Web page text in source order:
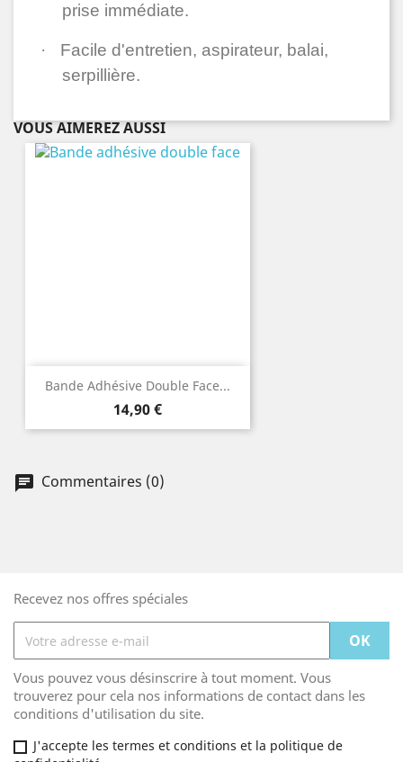
prise immédiate.
·
Facile d'entretien, aspirateur, balai,
serpillière.
VOUS AIMEREZ AUSSI
Bande Adhésive Double Face...
Prix
14,90 €
Commentaires (0)
Recevez nos offres spéciales
Vous pouvez vous désinscrire à tout moment. Vous
trouverez pour cela nos informations de contact dans les
conditions d'utilisation du site.
J'accepte les termes et conditions et la politique de